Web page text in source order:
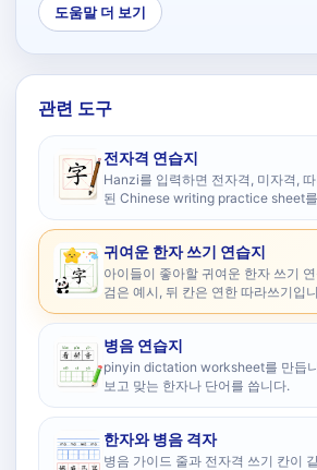
도움말 더 보기
관련 도구
전자격 연습지
Hanzi를 입력하면 전자격, 미자격,
된 Chinese writing practice sheet
귀여운 한자 쓰기 연습지
아이들이 좋아할 귀여운 한자 쓰기
검은 예시, 뒤 칸은 연한 따라쓰기입
병음 연습지
pinyin dictation worksheet를 만듭
보고 맞는 한자나 단어를 씁니다.
한자와 병음 격자
병음 가이드 줄과 전자격 쓰기 칸이